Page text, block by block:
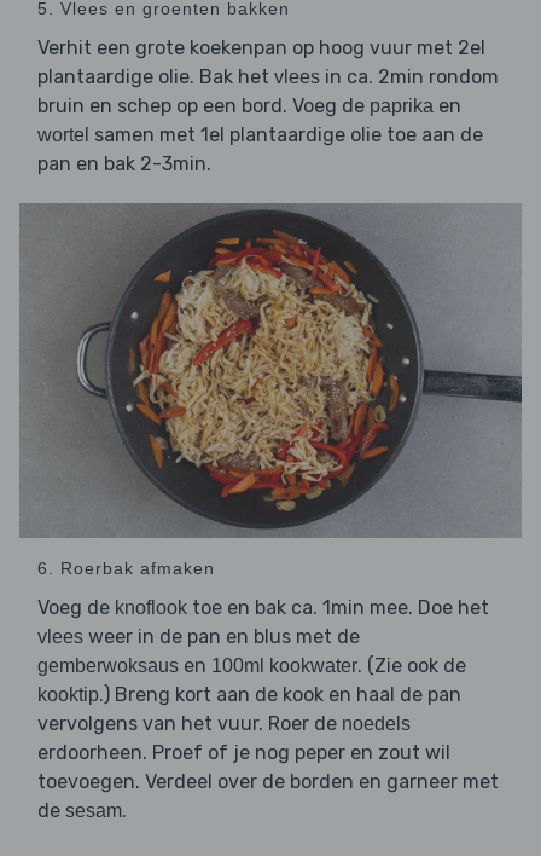
5. Vlees en groenten bakken
Verhit een grote koekenpan op hoog vuur met 2el
plantaardige olie. Bak het vlees in ca. 2min rondom
bruin en schep op een bord. Voeg de paprika en
wortel samen met 1el plantaardige olie toe aan de
pan en bak 2-3min.
6. Roerbak afmaken
Voeg de knoflook toe en bak ca. 1min mee. Doe het
vlees weer in de pan en blus met de
gemberwoksaus en 100ml kookwater. (Zie ook de
kooktip.) Breng kort aan de kook en haal de pan
vervolgens van het vuur. Roer de noedels
erdoorheen. Proef of je nog peper en zout wil
toevoegen. Verdeel over de borden en garneer met
de sesam.